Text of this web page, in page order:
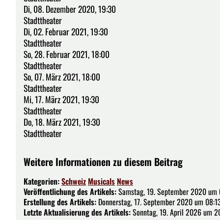
Di, 08. Dezember 2020, 19:30
Stadttheater
Di, 02. Februar 2021, 19:30
Stadttheater
So, 28. Februar 2021, 18:00
Stadttheater
So, 07. März 2021, 18:00
Stadttheater
Mi, 17. März 2021, 19:30
Stadttheater
Do, 18. März 2021, 19:30
Stadttheater
Weitere Informationen zu diesem Beitrag
Kategorien:Schweiz Musicals News
Veröffentlichung des Artikels:Samstag, 19. September 2020 um
Erstellung des Artikels: Donnerstag, 17. September 2020 um
Letzte Aktualisierung des Artikels:Sonntag, 19. April 2026 um